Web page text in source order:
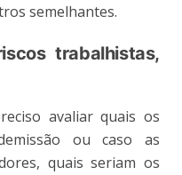
semelhantes.
trabalhistas,
avaliar quais os
ou caso as
quais seriam os